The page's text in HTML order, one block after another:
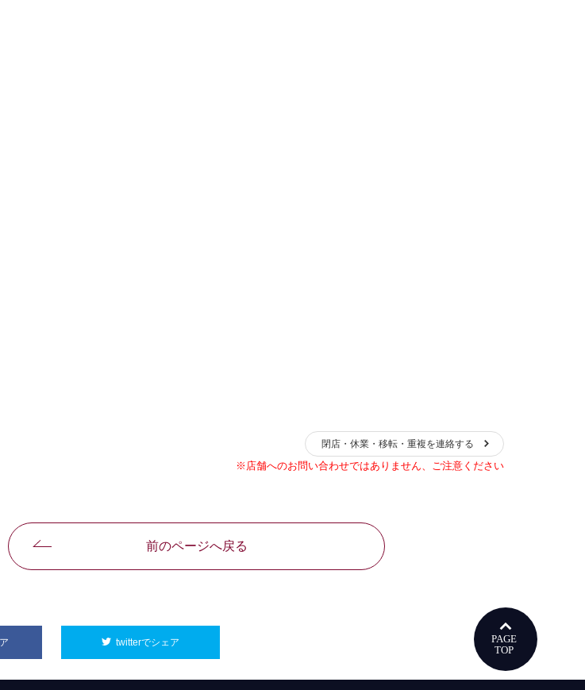
閉店・休業・移転・重複を連絡する
※店舗へのお問い合わせではありません、ご注意ください
前のページへ戻る
別ウィンドウで開きます twitterでシェア